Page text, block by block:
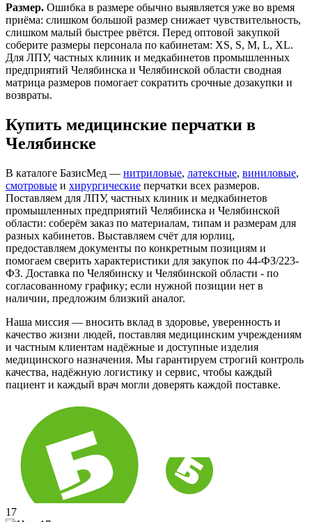
Размер. Ошибка в размере обычно выявляется уже во время
приёма: слишком большой размер снижает чувствительность,
слишком малый быстрее рвётся. Перед оптовой закупкой
соберите размеры персонала по кабинетам: XS, S, M, L, XL.
Для ЛПУ, частных клиник и медкабинетов промышленных
предприятий Челябинска и Челябинской области сводная
матрица размеров помогает сократить срочные дозакупки и
возвраты.
Купить медицинские перчатки в
Челябинске
В каталоге БазисМед — нитриловые, латексные, виниловые,
смотровые и хирургические перчатки всех размеров.
Поставляем для ЛПУ, частных клиник и медкабинетов
промышленных предприятий Челябинска и Челябинской
области: соберём заказ по материалам, типам и размерам для
разных кабинетов. Выставляем счёт для юрлиц,
предоставляем документы по конкретным позициям и
помогаем сверить характеристики для закупок по 44-ФЗ/223-
ФЗ. Доставка по Челябинску и Челябинской области - по
согласованному графику; если нужной позиции нет в
наличии, предложим близкий аналог.
Наша миссия — вносить вклад в здоровье, уверенность и
качество жизни людей, поставляя медицинским учреждениям
и частным клиентам надёжные и доступные изделия
медицинского назначения. Мы гарантируем строгий контроль
качества, надёжную логистику и сервис, чтобы каждый
пациент и каждый врач могли доверять каждой поставке.
17